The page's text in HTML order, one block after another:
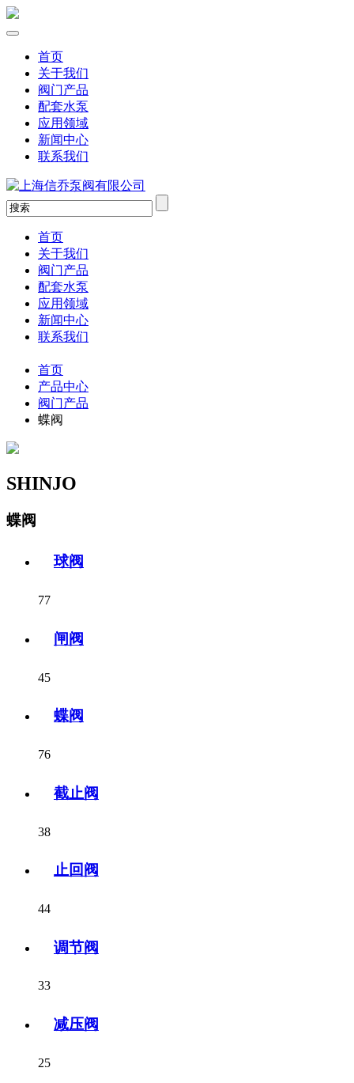
首页
关于我们
阀门产品
配套水泵
应用领域
新闻中心
联系我们
首页
关于我们
阀门产品
配套水泵
应用领域
新闻中心
联系我们
首页
产品中心
阀门产品
蝶阀
SHINJO
蝶阀
球阀
77
闸阀
45
蝶阀
76
截止阀
38
止回阀
44
调节阀
33
减压阀
25